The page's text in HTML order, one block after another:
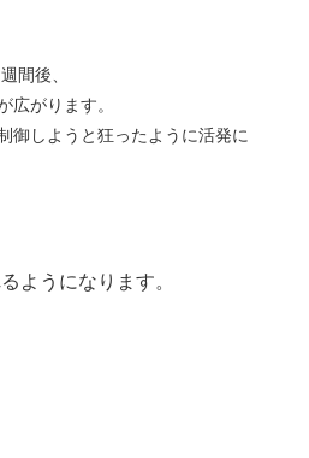
間後、
広がります。
御しようと狂ったように活発に
ようになります。